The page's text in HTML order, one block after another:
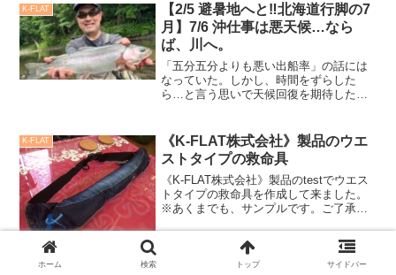
K-FLAT
【2/5 避暑地へと‼️北海道行脚の7
月】7/6 沖仕事は悪天候…なら
ば、川へ。
「五分五分よりも悪い出船率」の話には
なっていた。しかし、時間をずらした
ら…と言う思いで天候回復を期待したが
方向転換する。9時前にトラウトゲーム出
発。昨夜に紋別入りをした立原さん、訓
子府町の加藤達也さんも集合。ヒサシ
君、有持船長と5人で渚滑川に向かった。
K-FLAT
《K-FLAT株式会社》製品のウエ
ストタイプの救命具
《K-FLAT株式会社》製品のtestでウエス
トタイプの救命具を作成して来ました。
※あくまでも、サンプルです。ご了承下
ず、釣りをする上で国内ではルールとし
て認知されてきている救命具。今まで、
ポーチタイプの...
ホーム 検索 トップ サイドバー